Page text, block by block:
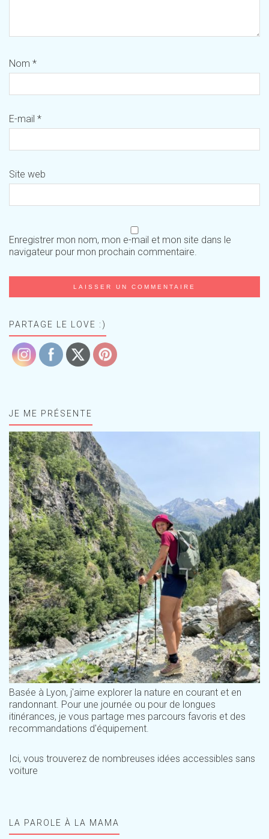
Nom *
E-mail *
Site web
Enregistrer mon nom, mon e-mail et mon site dans le
navigateur pour mon prochain commentaire.
PARTAGE LE LOVE :)
JE ME PRÉSENTE
Basée à Lyon, j'aime explorer la nature en courant et en
randonnant. Pour une journée ou pour de longues
itinérances, je vous partage mes parcours favoris et des
recommandations d'équipement.
Ici, vous trouverez de nombreuses idées accessibles sans
voiture
LA PAROLE À LA MAMA